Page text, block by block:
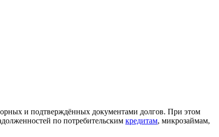
и подтверждённых документами долгов. При этом
по потребительским кредитам, микрозаймам,